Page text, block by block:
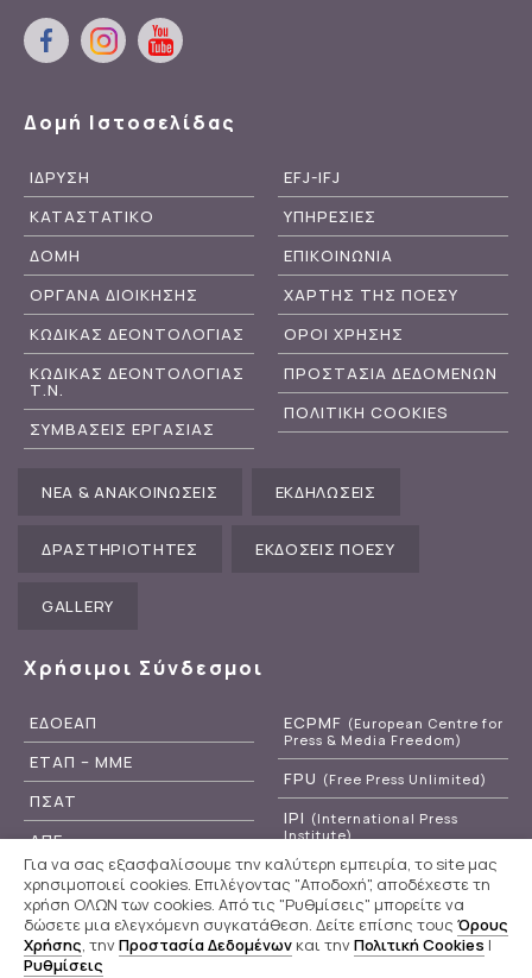
Δομή Ιστοσελίδας
ΙΔΡΥΣΗ
ΚΑΤΑΣΤΑΤΙΚΟ
ΔΟΜΗ
ΟΡΓΑΝΑ ΔΙΟΙΚΗΣΗΣ
ΚΩΔΙΚΑΣ ΔΕΟΝΤΟΛΟΓΙΑΣ
ΚΩΔΙΚΑΣ ΔΕΟΝΤΟΛΟΓΙΑΣ
Τ.Ν.
ΣΥΜΒΑΣΕΙΣ ΕΡΓΑΣΙΑΣ
EFJ-IFJ
ΥΠΗΡΕΣΙΕΣ
ΕΠΙΚΟΙΝΩΝΙΑ
ΧΑΡΤΗΣ ΤΗΣ ΠΟΕΣΥ
ΟΡΟΙ ΧΡΗΣΗΣ
ΠΡΟΣΤΑΣΙΑ ΔΕΔΟΜΕΝΩΝ
ΠΟΛΙΤΙΚΗ COOKIES
ΝΕΑ & ΑΝΑΚΟΙΝΩΣΕΙΣ ΕΚΔΗΛΩΣΕΙΣ
ΔΡΑΣΤΗΡΙΟΤΗΤΕΣ ΕΚΔΟΣΕΙΣ ΠΟΕΣΥ
GALLERY
Χρήσιμοι Σύνδεσμοι
ΕΔΟΕΑΠ
ΕΤΑΠ – ΜΜΕ
ΠΣΑΤ
ΑΠΕ
ΕΡΤ
ECPMF (European Centre for
Press & Media Freedom)
FPU (Free Press Unlimited)
IPI (International Press
Institute)
RSF(Reporters Without
Borders)
Για να σας εξασφαλίσουμε την καλύτερη εμπειρία, το site μας
χρησιμοποιεί cookies. Επιλέγοντας "Αποδοχή", αποδέχεστε τη
χρήση ΟΛΩΝ των cookies. Από τις "Ρυθμίσεις" μπορείτε να
δώσετε μια ελεγχόμενη συγκατάθεση. Δείτε επίσης τους Όρους
Χρήσης, τηνΠροστασία Δεδομένων και τηνΠολιτική Cookies |
Ρυθμίσεις